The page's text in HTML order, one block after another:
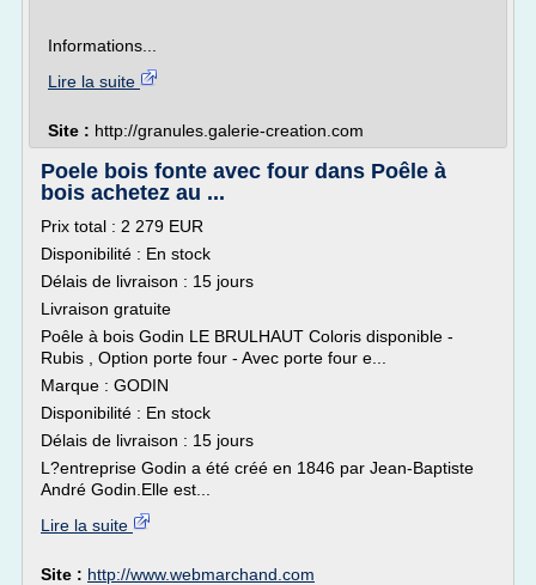
Informations...
Lire la suite
Site : http://granules.galerie-creation.com
Poele bois fonte avec four dans Poêle à
bois achetez au ...
Prix total : 2 279 EUR
Disponibilité : En stock
Délais de livraison : 15 jours
Livraison gratuite
Poêle à bois Godin LE BRULHAUT Coloris disponible -
Rubis , Option porte four - Avec porte four e...
Marque : GODIN
Disponibilité : En stock
Délais de livraison : 15 jours
L?entreprise Godin a été créé en 1846 par Jean-Baptiste
André Godin.Elle est...
Lire la suite
Site : http://www.webmarchand.com